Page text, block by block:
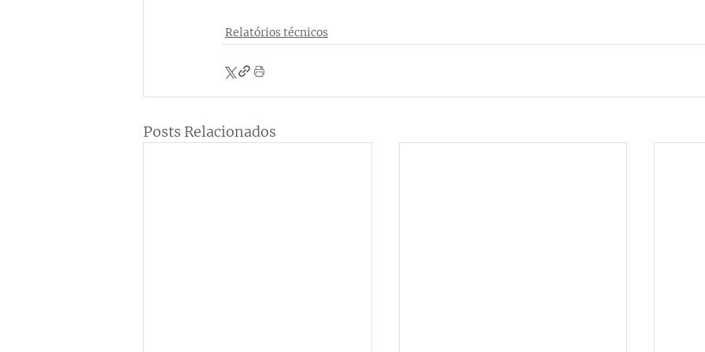
Relatórios técnicos
Posts Relacionados